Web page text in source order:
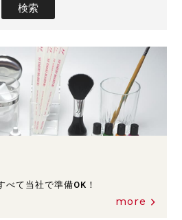
べて当社で準備OK！
more